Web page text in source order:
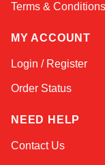
Terms & Conditions
MY ACCOUNT
Login / Register
Order Status
NEED HELP
Contact Us